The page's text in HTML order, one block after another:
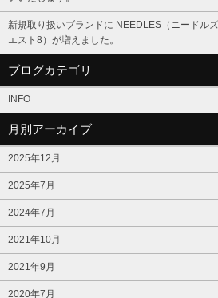
新規取り扱いブランドに NEEDLES（ニードル
エスト8）が増えました。
ブログカテゴリ
INFO
月別アーカイブ
2025年12月
2025年7月
2024年7月
2021年10月
2021年9月
2020年7月